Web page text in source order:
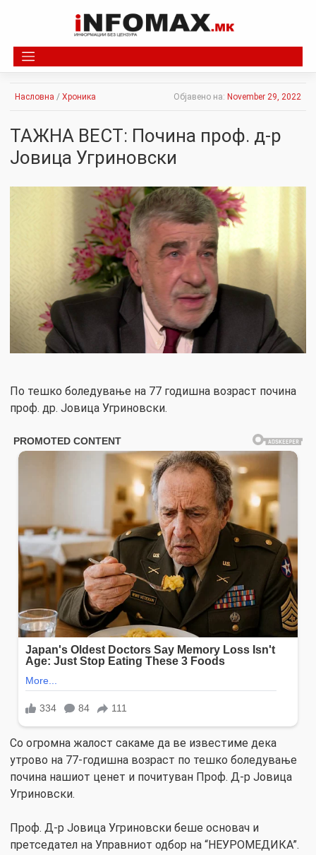
Насловна / Хроника Објавено на: November 29, 2022
ТАЖНА ВЕСТ: Почина проф. д-р
Јовица Угриновски
По тешко боледување на 77 годишна возраст почина
проф. др. Јовица Угриновски.
Со огромна жалост сакаме да ве известиме дека
утрово на 77-годишна возраст по тешко боледување
почина нашиот ценет и почитуван Проф. Д-р Јовица
Угриновски.
Проф. Д-р Јовица Угриновски беше основач и
претседател на Управниот одбор на “НЕУРОМЕДИКА”.